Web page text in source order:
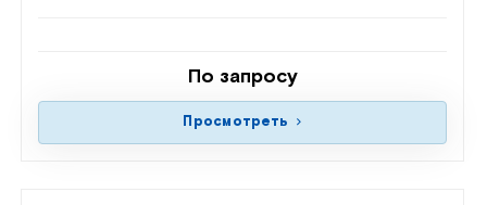
По запросу
Просмотреть